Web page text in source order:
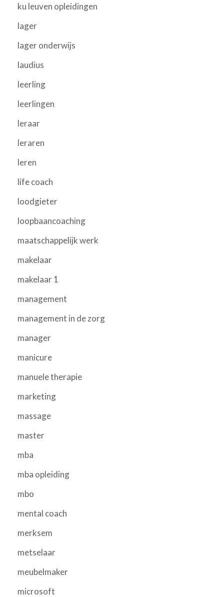
ku leuven opleidingen
lager
lager onderwijs
laudius
leerling
leerlingen
leraar
leraren
leren
life coach
loodgieter
loopbaancoaching
maatschappelijk werk
makelaar
makelaar 1
management
management in de zorg
manager
manicure
manuele therapie
marketing
massage
master
mba
mba opleiding
mbo
mental coach
merksem
metselaar
meubelmaker
microsoft